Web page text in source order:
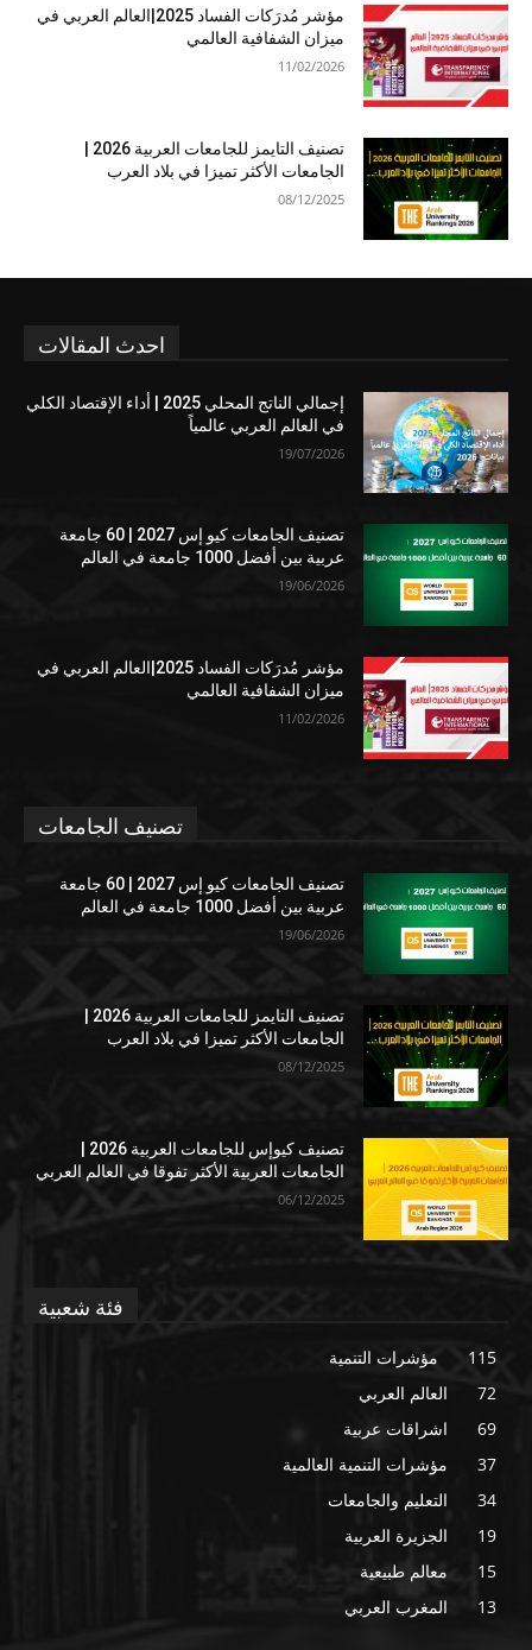
مؤشر مُدرَكات الفساد 2025|العالم العربي في
ميزان الشفافية العالمي
11/02/2026
الجامعات الأكثر تميزا في بلاد العرب
08/12/2025
احدث المقالات
إجمالي الناتج المحلي 2025 | أداء الإقتصاد الكلي
في العالم العربي عالمياً
19/07/2026
تصنيف الجامعات كيو إس 2027 | 60 جامعة
عربية بين أفضل 1000 جامعة في العالم
19/06/2026
مؤشر مُدرَكات الفساد 2025|العالم العربي في
ميزان الشفافية العالمي
11/02/2026
تصنيف الجامعات
تصنيف الجامعات كيو إس 2027 | 60 جامعة
عربية بين أفضل 1000 جامعة في العالم
19/06/2026
الجامعات الأكثر تميزا في بلاد العرب
08/12/2025
الجامعات العربية الأكثر تفوقا في العالم العربي
06/12/2025
فئة شعبية
مؤشرات التنمية
115
العالم العربي
72
اشراقات عربية
69
مؤشرات التنمية العالمية
37
التعليم والجامعات
34
الجزيرة العربية
19
معالم طبيعية
15
المغرب العربي
13